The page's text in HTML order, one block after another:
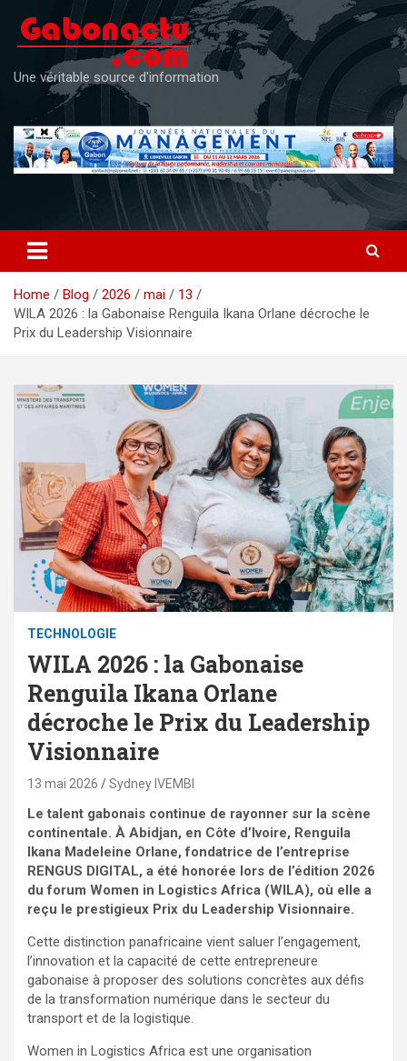
content
Une véritable source d'information
Home Blog 2026 mai
13
WILA 2026 : la Gabonaise Renguila Ikana Orlane décroche le
Prix du Leadership Visionnaire
TECHNOLOGIE
WILA 2026 : la Gabonaise
Renguila Ikana Orlane
décroche le Prix du Leadership
Visionnaire
13 mai 2026 Sydney IVEMBI
Le talent gabonais continue de rayonner sur la scène
continentale. À Abidjan, en Côte d’Ivoire, Renguila
Ikana Madeleine Orlane, fondatrice de l’entreprise
RENGUS DIGITAL, a été honorée lors de l’édition 2026
du forum Women in Logistics Africa (WILA), où elle a
reçu le prestigieux Prix du Leadership Visionnaire.
Cette distinction panafricaine vient saluer l’engagement,
l’innovation et la capacité de cette entrepreneure
gabonaise à proposer des solutions concrètes aux défis
de la transformation numérique dans le secteur du
transport et de la logistique.
Women in Logistics Africa est une organisation